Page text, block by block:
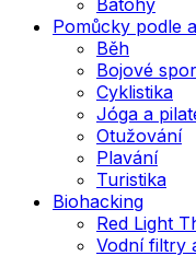
Pomůcky podle
Běh
Bojové
Cyklistika
Jóga a
Otužování
Plavání
Turistika
Biohacking
Red Light
Vodní filtry